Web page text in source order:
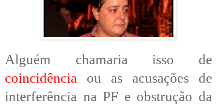
Alguém chamaria isso de
coincidência ou as acusações de
interferência na PF e obstrução da